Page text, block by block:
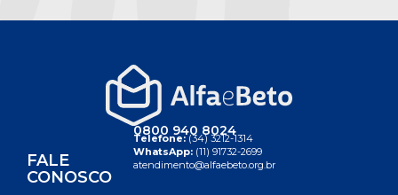
FALE
CONOSCO
0800 940 8024
Telefone:(34) 3212-1314
WhatsApp: (11) 91732-2699
atendimento@alfaebeto.org.br